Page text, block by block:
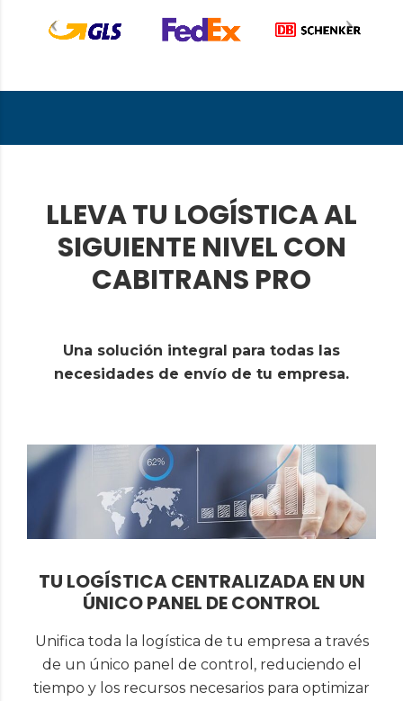
LLEVA TU LOGÍSTICA AL
SIGUIENTE NIVEL CON
CABITRANS PRO
Una solución integral para todas las
necesidades de envío de tu empresa.
TU LOGÍSTICA CENTRALIZADA EN UN
ÚNICO PANEL DE CONTROL
Unifica toda la logística de tu empresa a través
de un único panel de control, reduciendo el
tiempo y los recursos necesarios para optimizar